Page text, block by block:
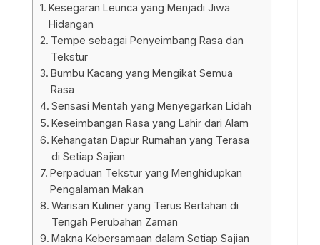
Kesegaran Leunca yang Menjadi Jiwa
Hidangan
Tempe sebagai Penyeimbang Rasa dan
Tekstur
Bumbu Kacang yang Mengikat Semua
Rasa
Sensasi Mentah yang Menyegarkan Lidah
Keseimbangan Rasa yang Lahir dari Alam
Kehangatan Dapur Rumahan yang Terasa
di Setiap Sajian
Perpaduan Tekstur yang Menghidupkan
Pengalaman Makan
Warisan Kuliner yang Terus Bertahan di
Tengah Perubahan Zaman
Makna Kebersamaan dalam Setiap Sajian